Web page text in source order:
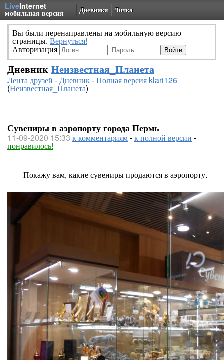
LiveInternet
мобильная версия Дневники Личка
Вы были перенаправлены на мобильную версию
страницы. Вернуться!
Авторизация
Дневник Неизвестная_Планета
Лента друзей -Дневник-Полная версия klari126
(Неизвестная_Планета)
Сувениры в аэропорту города Пермь
11-09-2020 15:33 к комментариям-к полной версии -
понравилось!
Покажу вам, какие сувениры продаются в аэропорту.